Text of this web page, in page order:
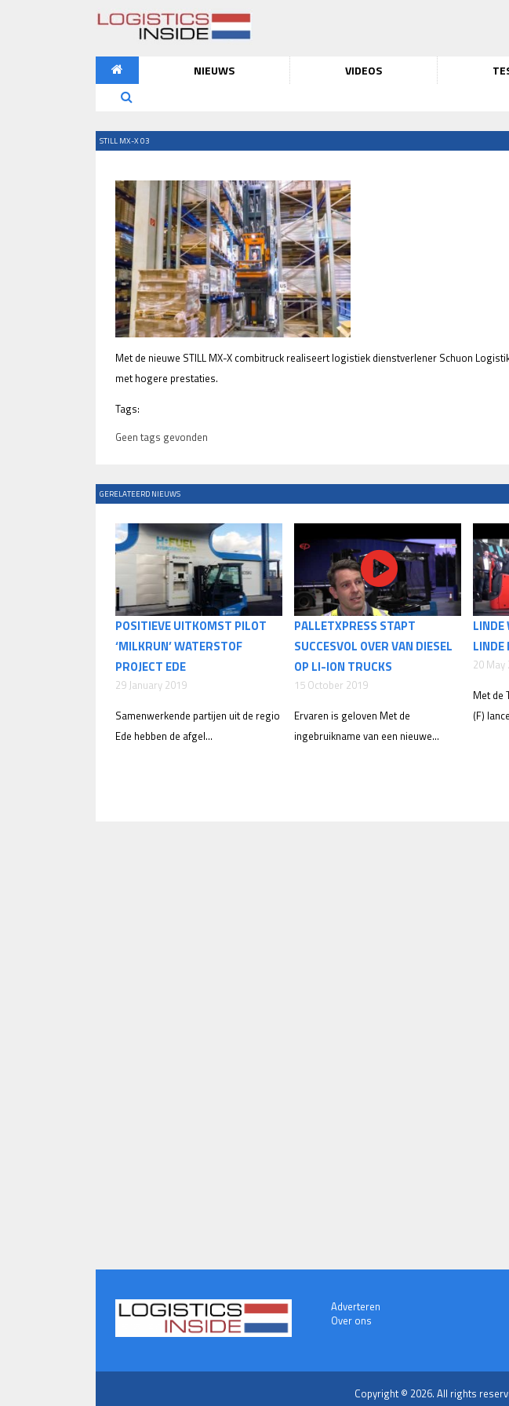
NIEUWS VIDEOS
STILL MX-X 03
Met de nieuwe STILL MX-X combitruck realiseert logistiek dienstverlener Schuon
met hogere prestaties.
Tags:
Geen tags gevonden
GERELATEERD NIEUWS
POSITIEVE UITKOMST PILOT
‘MILKRUN’ WATERSTOF
PROJECT EDE
29 January 2019
Samenwerkende partijen uit de regio
Ede hebben de afgel...
PALLETXPRESS STAPT
SUCCESVOL OVER VAN DIESEL
OP LI-ION TRUCKS
15 October 2019
Ervaren is geloven Met de
ingebruikname van een nieuwe...
20 May
Met de
(F)
Adverteren
Over ons
Copyright © 2026. All rights